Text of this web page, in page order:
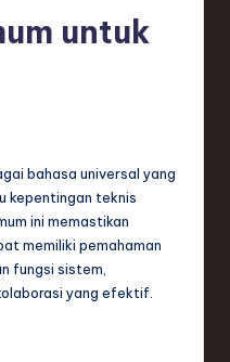
untuk
bahasa universal yang
kepentingan teknis
ini memastikan
memiliki pemahaman
fungsi sistem,
yang efektif.